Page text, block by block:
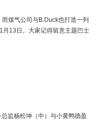
煤气公司与B.Duck也打造一列
13日。大家记得留意主题巴士
监杨松坤（中）与小黄鸭德盈